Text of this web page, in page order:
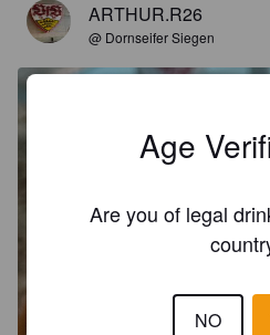
ARTHUR.R26
@ Dornseifer Siegen
Age
Are you of legal
NO